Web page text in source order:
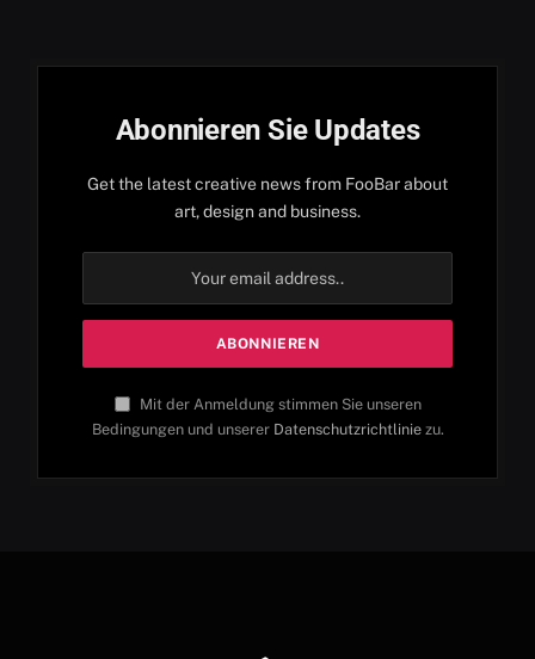
Abonnieren Sie Updates
Get the latest creative news from FooBar about
art, design and business.
Mit der Anmeldung stimmen Sie unseren
Bedingungen und unserer Datenschutzrichtliniezu.